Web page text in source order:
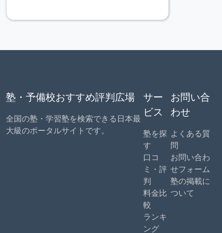
塾・予備校おすすめ評判広場
全国の塾・学習塾を検索できる日本最
大級のポータルサイトです。
サー
ビス
塾を探
す
口コ
ミ・評
判
料金比
較
ランキ
ング
お問い合
わせ
よくある質
問
お問い合わ
せフォーム
塾の掲載に
ついて